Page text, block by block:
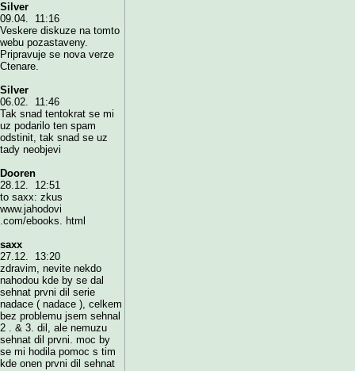
Silver
09.04. 11:16
Veskere diskuze na tomto
webu pozastaveny.
Pripravuje se nova verze
Ctenare.
Silver
06.02. 11:46
Tak snad tentokrat se mi
uz podarilo ten spam
odstinit, tak snad se uz
tady neobjevi
Dooren
28.12. 12:51
to saxx: zkus
www.jahodovi
.com/ebooks. html
saxx
27.12. 13:20
zdravim, nevite nekdo
nahodou kde by se dal
sehnat prvni dil serie
nadace ( nadace ), celkem
bez problemu jsem sehnal
2 . & 3. dil, ale nemuzu
sehnat dil prvni. moc by
se mi hodila pomoc s tim
kde onen prvni dil sehnat